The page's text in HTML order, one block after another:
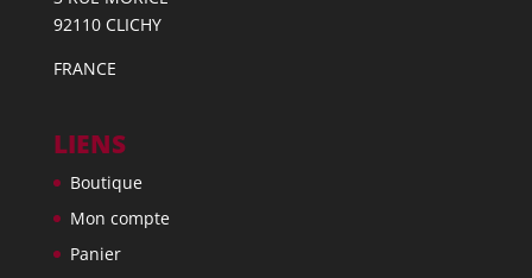
92110 CLICHY
FRANCE
LIENS
Boutique
Mon compte
Panier